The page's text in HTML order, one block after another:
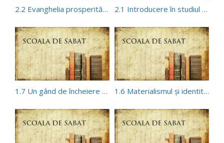
2.2 Evanghelia prosperităţii (st2 Văd, vreau, iau) 2.1 Introducere în studiul 2 (st2 Văd, vreau, iau)
1.7 Un gând de încheiere (st1 Influenţa materialismului) 1.6 Materialismul şi identitatea noastră (st1 Influenţa materialismului)